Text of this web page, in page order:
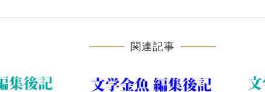
関連記事